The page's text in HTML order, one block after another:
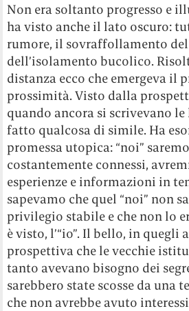
Non era soltanto progresso e
ha visto anche il lato oscuro:
rumore, il sovraffollamento
dell’isolamento bucolico.
distanza ecco che emergeva il
prossimità. Visto dalla
quando ancora si scrivevano
fatto qualcosa di simile. Ha
promessa utopica: “noi”
costantemente connessi,
esperienze e informazioni in
sapevamo che quel “noi” non
privilegio stabile e che non lo
è visto, l’“io”. Il bello, in quegli
prospettiva che le vecchie
tanto avevano bisogno dei
sarebbero state scosse da una
che non avrebbe avuto